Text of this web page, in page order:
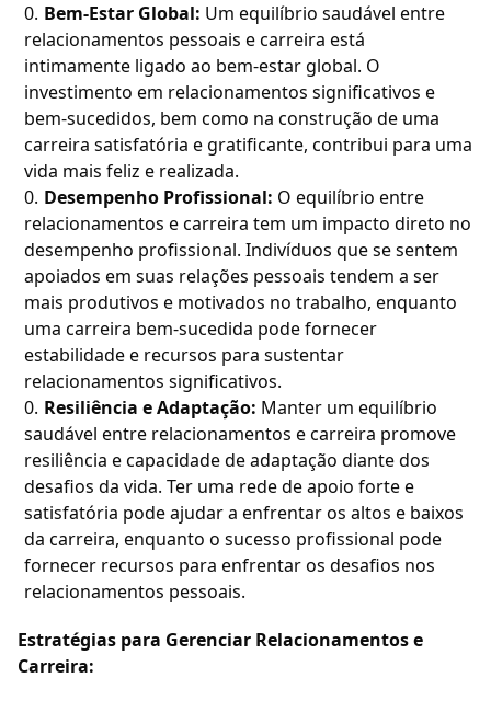
Bem-Estar Global: Um equilíbrio saudável entre
relacionamentos pessoais e carreira está
intimamente ligado ao bem-estar global. O
investimento em relacionamentos significativos e
bem-sucedidos, bem como na construção de uma
carreira satisfatória e gratificante, contribui para uma
vida mais feliz e realizada.
Desempenho Profissional: O equilíbrio entre
relacionamentos e carreira tem um impacto direto no
desempenho profissional. Indivíduos que se sentem
apoiados em suas relações pessoais tendem a ser
mais produtivos e motivados no trabalho, enquanto
uma carreira bem-sucedida pode fornecer
estabilidade e recursos para sustentar
relacionamentos significativos.
Resiliência e Adaptação: Manter um equilíbrio
saudável entre relacionamentos e carreira promove
resiliência e capacidade de adaptação diante dos
desafios da vida. Ter uma rede de apoio forte e
satisfatória pode ajudar a enfrentar os altos e baixos
da carreira, enquanto o sucesso profissional pode
fornecer recursos para enfrentar os desafios nos
relacionamentos pessoais.
Estratégias para Gerenciar Relacionamentos e
Carreira: